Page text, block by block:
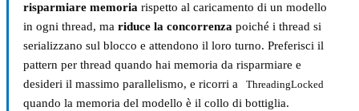
risparmiare memoria rispetto al caricamento di un modello
in ogni thread, ma riduce la concorrenza poiché i thread si
serializzano sul blocco e attendono il loro turno. Preferisci il
pattern per thread quando hai memoria da risparmiare e
desideri il massimo parallelismo, e ricorri a
ThreadingLocked
quando la memoria del modello è il collo di bottiglia.